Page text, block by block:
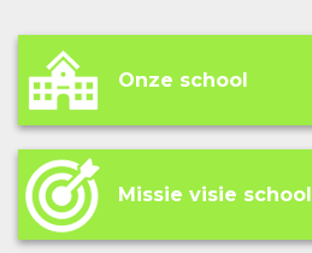
Onze school
Missie visie school